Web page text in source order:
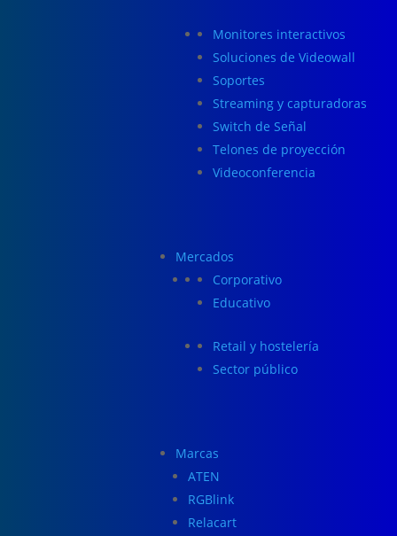
Monitores interactivos
Soluciones de Videowall
Soportes
Streaming y capturadoras
Switch de Señal
Telones de proyección
Videoconferencia
Mercados
Corporativo
Educativo
Retail y hostelería
Sector público
Marcas
ATEN
RGBlink
Relacart